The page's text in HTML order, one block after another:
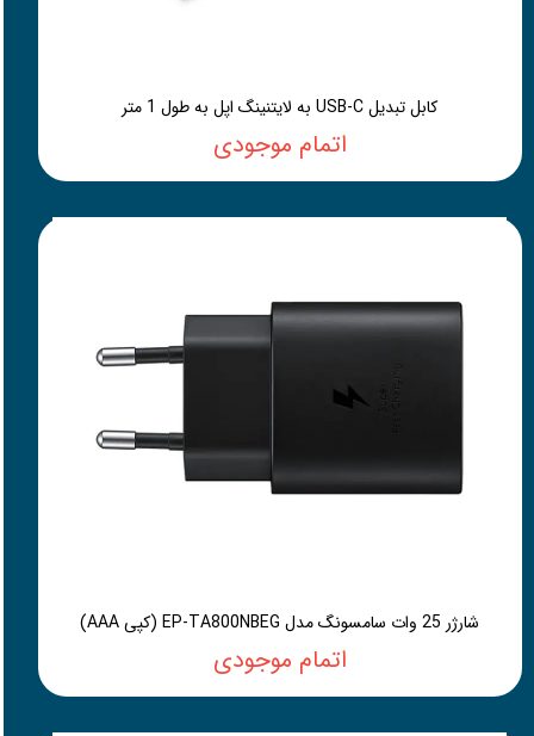
کابل تبدیل USB-C به لایتنینگ اپل به طول 1 متر
اتمام موجودی
شارژر 25 وات سامسونگ مدل EP-TA800NBEG (کپی AAA)
اتمام موجودی